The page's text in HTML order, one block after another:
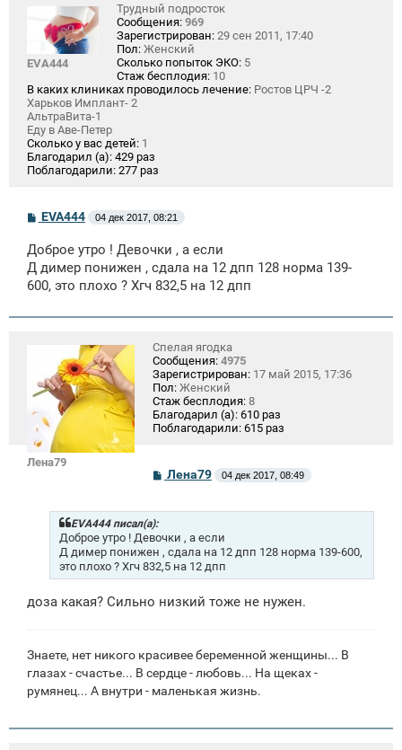
EVA444
Трудный подросток
Сообщения: 969
Зарегистрирован: 29 сен 2011, 17:40
Пол: Женский
Сколько попыток ЭКО: 5
Стаж бесплодия: 10
В каких клиниках проводилось лечение: Ростов ЦРЧ -2
Харьков Имплант- 2
АльтраВита-1
Еду в Аве-Петер
Сколько у вас детей: 1
Благодарил (а): 429 раз
Поблагодарили: 277 раз
С
о
б
щ
е
н
е
EVA444 04 дек 2017, 08:21
Доброе утро ! Девочки , а если
Д димер понижен , сдала на 12 дпп 128 норма 139-
600, это плохо ? Хгч 832,5 на 12 дпп
Лена79
Спелая ягодка
Сообщения: 4975
Зарегистрирован: 17 май 2015, 17:36
Пол: Женский
Стаж бесплодия: 8
Благодарил (а): 610 раз
Поблагодарили: 615 раз
С
о
б
е
н
и
е
Лена79 04 дек 2017, 08:49
EVA444 писал(а):
Доброе утро ! Девочки , а если
Д димер понижен , сдала на 12 дпп 128 норма 139-600,
это плохо ? Хгч 832,5 на 12 дпп
доза какая? Сильно низкий тоже не нужен.
Знаете, нет никого красивее беременной женщины... В
глазах - счастье... В сердце - любовь... На щеках -
румянец... А внутри - маленькая жизнь.